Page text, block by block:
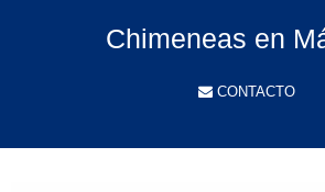
Chimeneas en
CONTACTO